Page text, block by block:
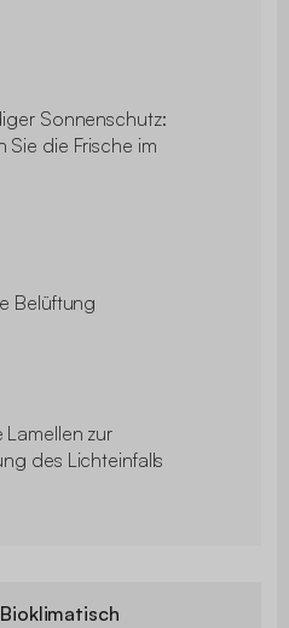
Sonnenschutz:
Sie die Frische im
Belüftung
Lamellen zur
des Lichteinfalls
Bioklimatisch